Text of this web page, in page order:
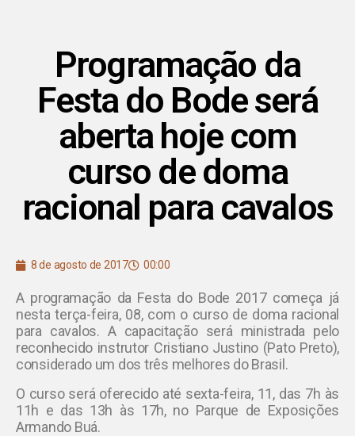
Programação da
Festa do Bode será
aberta hoje com
curso de doma
racional para cavalos
8 de agosto de 2017 00:00
A programação da Festa do Bode 2017 começa já
nesta terça-feira, 08, com o curso de doma racional
para cavalos. A capacitação será ministrada pelo
reconhecido instrutor Cristiano Justino (Pato Preto),
considerado um dos três melhores do Brasil.
O curso será oferecido até sexta-feira, 11, das 7h às
11h e das 13h às 17h, no Parque de Exposições
Armando Buá.